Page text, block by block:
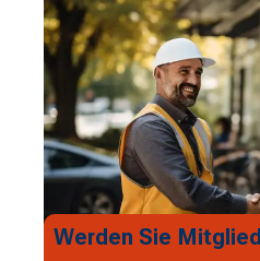
Werden Sie Mitglied